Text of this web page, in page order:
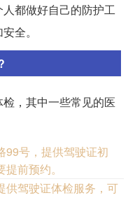
都做好自己的防护工
全。
，其中一些常见的医
99号，提供驾驶证初
前预约。
供驾驶证体检服务，可